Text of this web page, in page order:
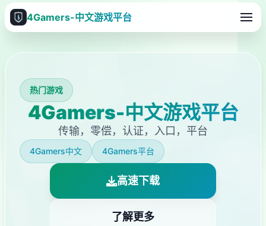
4Gamers-中文游戏平台
热门游戏
4Gamers-中文游戏平台
传输，零偿，认证，入口，平台
4Gamers中文 4Gamers平台
高速下载
了解更多